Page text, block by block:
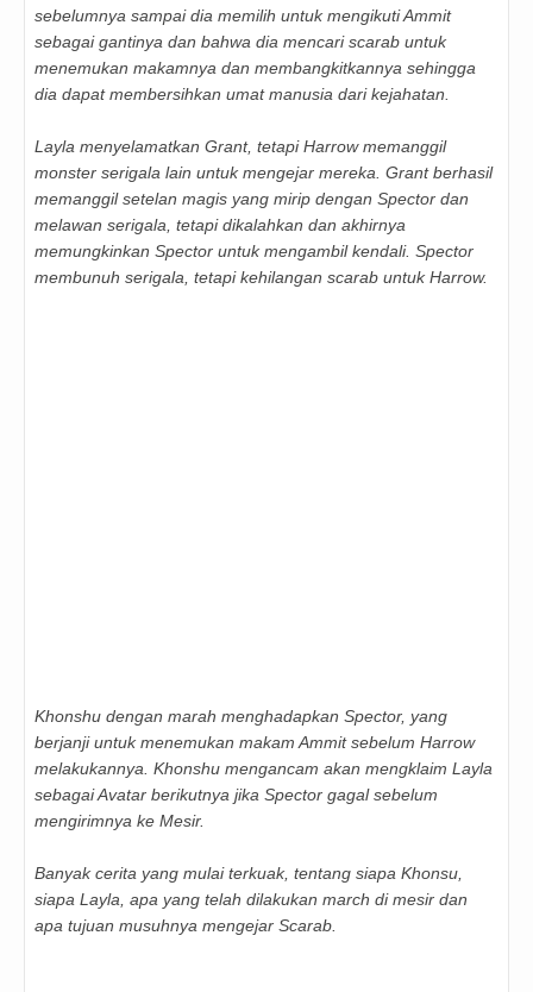
sebelumnya sampai dia memilih untuk mengikuti Ammit
sebagai gantinya dan bahwa dia mencari scarab untuk
menemukan makamnya dan membangkitkannya sehingga
dia dapat membersihkan umat manusia dari kejahatan.
Layla menyelamatkan Grant, tetapi Harrow memanggil
monster serigala lain untuk mengejar mereka. Grant berhasil
memanggil setelan magis yang mirip dengan Spector dan
melawan serigala, tetapi dikalahkan dan akhirnya
memungkinkan Spector untuk mengambil kendali. Spector
membunuh serigala, tetapi kehilangan scarab untuk Harrow.
Khonshu dengan marah menghadapkan Spector, yang
berjanji untuk menemukan makam Ammit sebelum Harrow
melakukannya. Khonshu mengancam akan mengklaim Layla
sebagai Avatar berikutnya jika Spector gagal sebelum
mengirimnya ke Mesir.
Banyak cerita yang mulai terkuak, tentang siapa Khonsu,
siapa Layla, apa yang telah dilakukan march di mesir dan
apa tujuan musuhnya mengejar Scarab.